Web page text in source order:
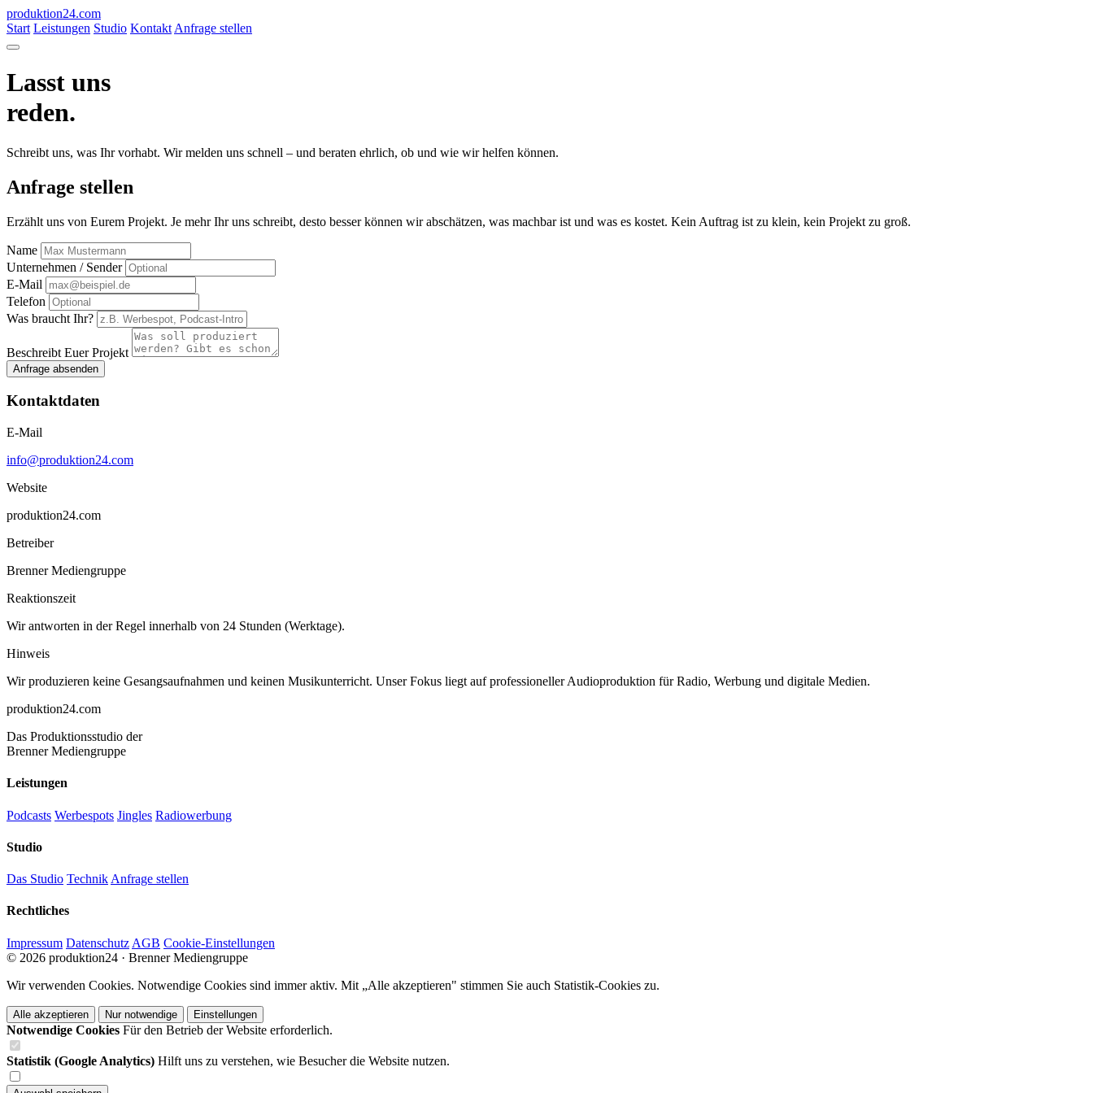
produktion24.com
Start Leistungen Studio Kontakt Anfrage stellen
Lasst uns
reden.
Schreibt uns, was Ihr vorhabt. Wir melden uns schnell – und beraten ehrlich, ob und wie wir helfen können.
Anfrage stellen
Erzählt uns von Eurem Projekt. Je mehr Ihr uns schreibt, desto besser können wir abschätzen, was machbar ist und was es kostet. Kein Auftrag ist zu klein, kein Projekt zu groß.
Name
Unternehmen / Sender
E-Mail
Telefon
Was braucht Ihr?
Beschreibt Euer Projekt
Anfrage absenden
Kontaktdaten
E-Mail
info@produktion24.com
Website
produktion24.com
Betreiber
Brenner Mediengruppe
Reaktionszeit
Wir antworten in der Regel innerhalb von 24 Stunden (Werktage).
Hinweis
Wir produzieren keine Gesangsaufnahmen und keinen Musikunterricht. Unser Fokus liegt auf professioneller Audioproduktion für Radio, Werbung und digitale Medien.
produktion24.com
Das Produktionsstudio der
Brenner Mediengruppe
Leistungen
Podcasts Werbespots Jingles Radiowerbung
Studio
Das Studio Technik Anfrage stellen
Rechtliches
Impressum Datenschutz AGB Cookie-Einstellungen
© 2026 produktion24 · Brenner Mediengruppe
Wir verwenden Cookies. Notwendige Cookies sind immer aktiv. Mit „Alle akzeptieren" stimmen Sie auch Statistik-Cookies zu.
Alle akzeptieren Nur notwendige Einstellungen
Notwendige Cookies Für den Betrieb der Website erforderlich.
Statistik (Google Analytics) Hilft uns zu verstehen, wie Besucher die Website nutzen.